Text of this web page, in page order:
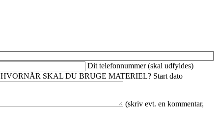
Dit telefonnummer (skal udfyldes)
HVORNÅR SKAL DU BRUGE MATERIEL? Start dato
(skriv evt. en kommentar,